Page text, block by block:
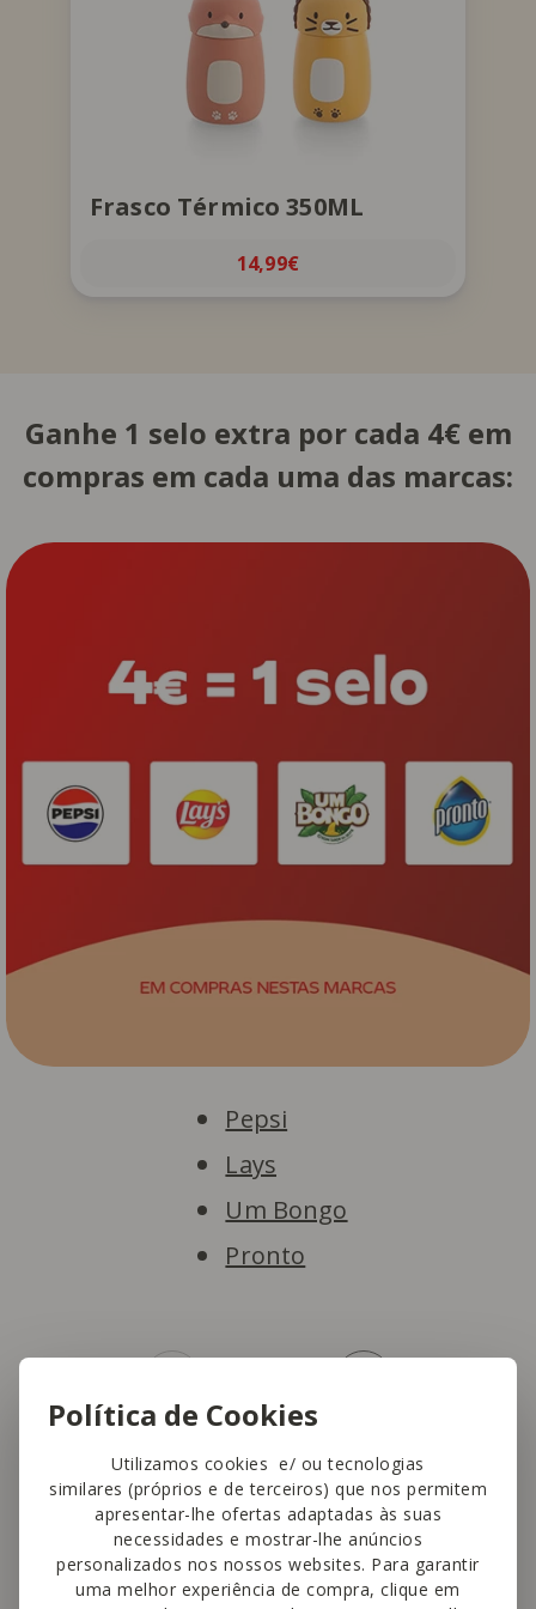
Política de Cookies
Utilizamos cookies e/ ou tecnologias
similares (próprios e de terceiros) que nos permitem
apresentar-lhe ofertas adaptadas às suas
necessidades e mostrar-lhe anúncios
personalizados nos nossos websites. Para garantir
uma melhor experiência de compra, clique em
Frasco Térmico 350ML
14,99€
Frasco que conserva quente e frio até
6h. Lavar à mão. Disponível em duas
versões: Raposa ou Leão.
Ganhe 1 selo extra por cada 4€ em
compras em cada uma das marcas:
Pepsi
Lays
Um Bongo
Pronto
Marmitas saudáveis com
aEscola Missão